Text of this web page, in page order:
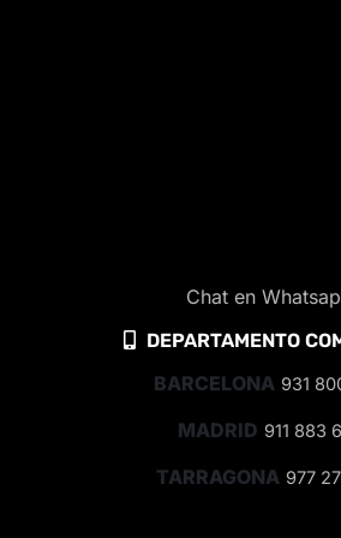
Chat en
DEPARTAMENTO
BARCELONA 931
MADRID 911 883
TARRAGONA 977